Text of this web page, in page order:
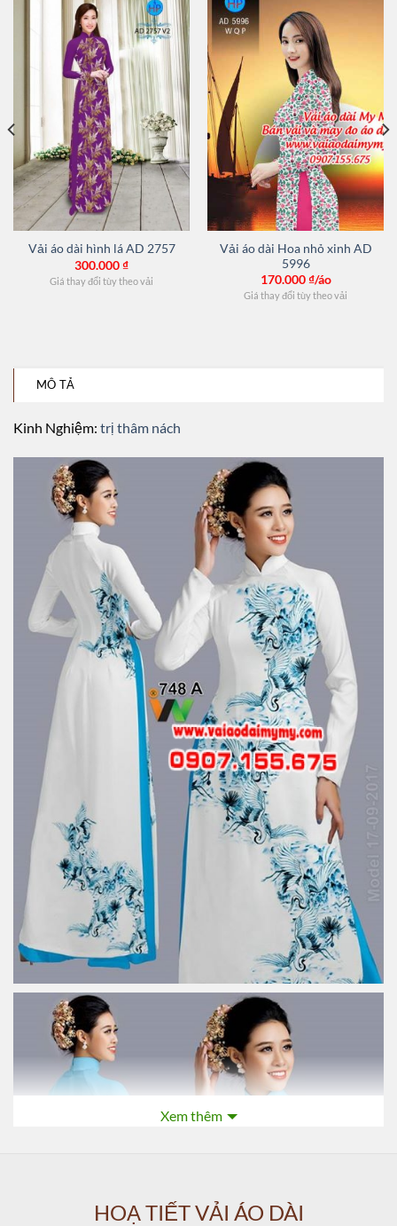
Vải áo dài hình lá AD 2757
300.000₫
Giá thay đổi tùy theo vải
Vải áo dài Hoa nhỏ xinh AD
5996
170.000₫/áo
Giá thay đổi tùy theo vải
MÔ TẢ
Kinh Nghiệm: trị thâm nách
Xem thêm
HOẠ TIẾT VẢI ÁO DÀI